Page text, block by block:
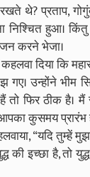
थे? प्रताप,
निश्चित हुआ।
करने भेजा।
दिया कि
उन्होंने भीम
तो फिर ठीक है।
कुसमय प्रारंभ
“यदि तुम्हें
की इच्छा है, तो